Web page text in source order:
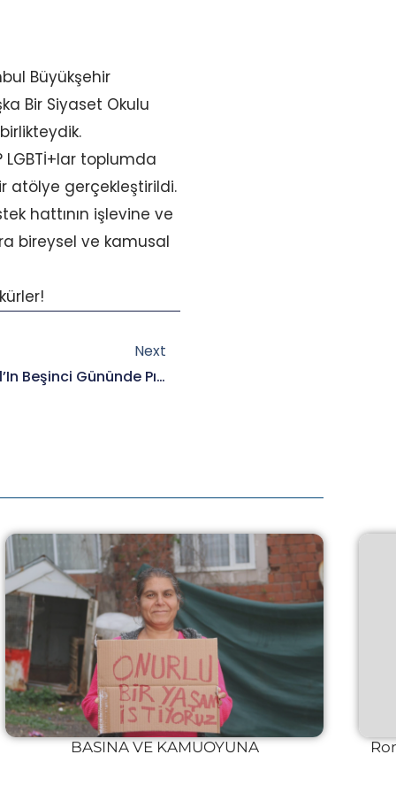
Büyükşehir
Bir Siyaset Okulu
LGBTİ+lar toplumda
atölye gerçekleştirildi.
hattının işlevine ve
bireysel ve kamusal
Next
Başka Bir Siyaset Okulu 2021’in Beşinci Gününde Pınar Uyan Semerci Ile Birlikteydik.
BASINA VE KAMUOYUNA